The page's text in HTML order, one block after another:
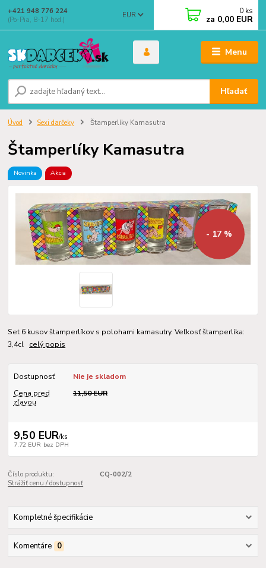
Menu
EUR
Hľadať
+421 948 776 224
(Po-Pia, 8-17 hod.)
0 ks
za 0,00 EUR
Úvod Sexi darčeky Štamperlíky Kamasutra
Štamperlíky Kamasutra
Novinka Akcia
- 17 %
Set 6 kusov štamperlíkov s polohami kamasutry. Veľkosť štamperlíka:
3,4cl celý popis
Dostupnosť
Nie je skladom
Cena pred
zľavou
11,50 EUR
9,50 EUR/ks
7,72 EUR bez DPH
Číslo produktu:
CQ-002/2
Strážiť cenu / dostupnosť
Kompletné špecifikácie
Komentáre 0